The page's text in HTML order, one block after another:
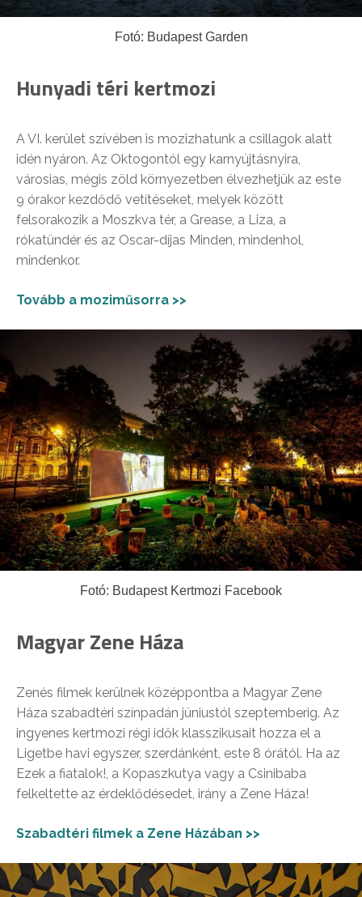
Fotó: Budapest Garden
Hunyadi téri kertmozi
A VI. kerület szívében is mozizhatunk a csillagok alatt
idén nyáron. Az Oktogontól egy karnyújtásnyira,
városias, mégis zöld környezetben élvezhetjük az este
9 órakor kezdődő vetítéseket, melyek között
felsorakozik a Moszkva tér, a Grease, a Liza, a
rókatündér és az Oscar-díjas Minden, mindenhol,
mindenkor.
Tovább a moziműsorra >>
Fotó: Budapest Kertmozi Facebook
Magyar Zene Háza
Zenés filmek kerülnek középpontba a Magyar Zene
Háza szabadtéri színpadán júniustól szeptemberig. Az
ingyenes kertmozi régi idők klasszikusait hozza el a
Ligetbe havi egyszer, szerdánként, este 8 órától. Ha az
Ezek a fiatalok!, a Kopaszkutya vagy a Csinibaba
felkeltette az érdeklődésedet, irány a Zene Háza!
Szabadtéri filmek a Zene Házában >>